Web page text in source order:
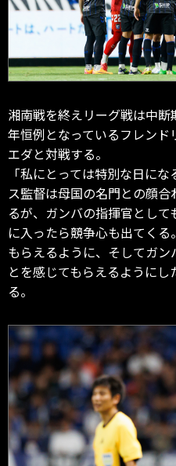
湘南戦を終えリーグ戦は中
年恒例となっているフレン
エダと対戦する。
「私にとっては特別な日に
ス監督は母国の名門との顔
るが、ガンバの指揮官とし
に入ったら競争心も出てく
もらえるように、そしてガ
とを感じてもらえるように
る。